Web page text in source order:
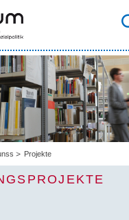
Projekte